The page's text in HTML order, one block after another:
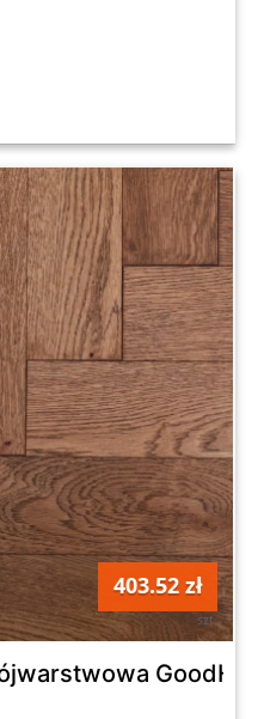
403.52 zł
szt